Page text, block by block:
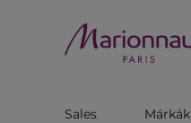
Sales Márkák